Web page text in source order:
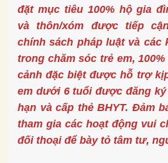
đặt mục tiêu 100% hộ gia
và thôn/xóm được tiếp
chính sách pháp luật và các
trong chăm sóc trẻ em,
cảnh đặc biệt được hỗ trợ
em dưới 6 tuổi được đăng
hạn và cấp thẻ BHYT. Đảm
tham gia các hoạt động vui
đối thoại để bày tỏ tâm tư,